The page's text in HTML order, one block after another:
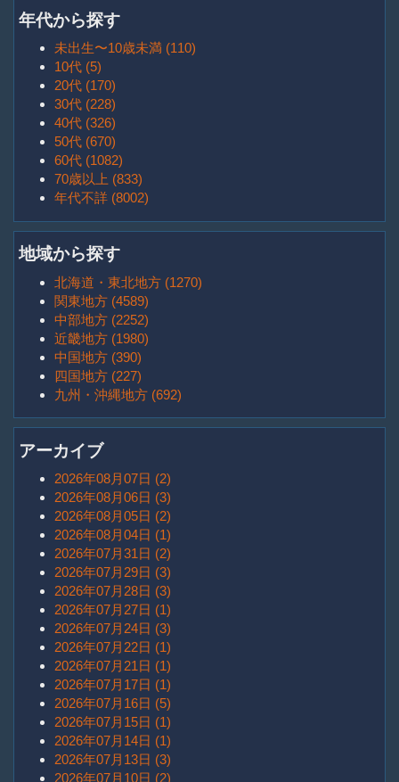
年代から探す
未出生〜10歳未満 (110)
10代 (5)
20代 (170)
30代 (228)
40代 (326)
50代 (670)
60代 (1082)
70歳以上 (833)
年代不詳 (8002)
地域から探す
北海道・東北地方 (1270)
関東地方 (4589)
中部地方 (2252)
近畿地方 (1980)
中国地方 (390)
四国地方 (227)
九州・沖縄地方 (692)
アーカイブ
2026年08月07日 (2)
2026年08月06日 (3)
2026年08月05日 (2)
2026年08月04日 (1)
2026年07月31日 (2)
2026年07月29日 (3)
2026年07月28日 (3)
2026年07月27日 (1)
2026年07月24日 (3)
2026年07月22日 (1)
2026年07月21日 (1)
2026年07月17日 (1)
2026年07月16日 (5)
2026年07月15日 (1)
2026年07月14日 (1)
2026年07月13日 (3)
2026年07月10日 (2)